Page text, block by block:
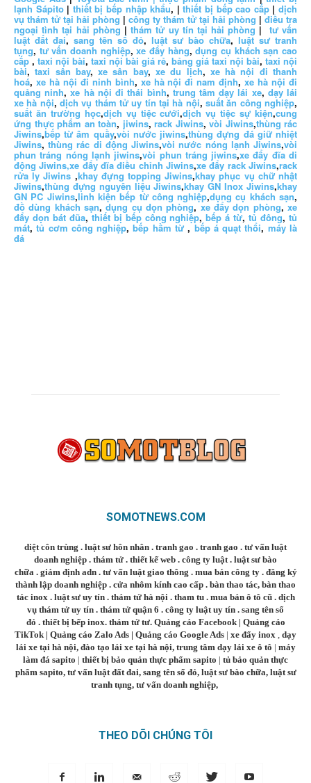
lạnh Sápito |thiết bị bếp nhập khẩu, |thiết bị bếp cao cấp|dịch
vụ thám tử tại hải phòng | công ty thám tử tại hải phòng |điều tra
ngoại tình tại hải phòng |thám tử uy tín tại hải phòng | tư vấn
luật đất đai, sang tên sổ đỏ, luật sư bào chữa, luật sư tranh
tụng, tư vấn doanh nghiệp,xe đẩy hàng,dụng cụ khách sạn cao
cấp, taxi nội bài, taxi nội bài giá rẻ, bảng giá taxi nội bài, taxi nội
bài,taxi sân bay,xe sân bay,xe du lịch, xe hà nội đi thanh
hoá, xe hà nội đi ninh bình, xe hà nội đi nam định,xe hà nội đi
quảng ninh,xe hà nội đi thái bình, trung tâm dạy lái xe, dạy lái
xe hà nội,dịch vụ thám tử uy tín tại hà nội,suất ăn công nghiệp,
suất ăn trường học,dịch vụ tiệc cưới,dịch vụ tiệc sự kiện,cung
ứng thực phẩm an toàn, jiwins, rack Jiwins, vòi Jiwins,thùng rác
Jiwins,bếp từ âm quầy,vòi nước jiwins,thùng đựng đá giữ nhiệt
Jiwins,thùng rác di động Jiwins,vòi nước nóng lạnh Jiwins,vòi
phun tráng nóng lạnh jiwins,vòi phun tráng jiwins,xe đẩy đĩa di
động Jiwins,xe đẩy đĩa điều chỉnh Jiwins,xe đẩy rack Jiwins,rack
rửa ly Jiwins ,khay đựng topping Jiwins,khay phục vụ chữ nhật
Jiwins,thùng đựng nguyên liệu Jiwins,khay GN Inox Jiwins,khay
GN PC Jiwins,linh kiện bếp từ công nghiệp,dụng cụ khách sạn,
đồ dùng khách sạn,dụng cụ dọn phòng,xe đẩy dọn phòng,xe
đẩy dọn bát đũa,thiết bị bếp công nghiệp,bếp á từ,tủ đông,tủ
mát,tủ cơm công nghiệp,bếp hầm từ ,bếp á quạt thổi, máy là
đá
SOMOTNEWS.COM
diệt côn trùng . luật sư hôn nhân . tranh gao . tranh gao . tư vấn luật
doanh nghiệp . thám tử . thiết kế web . công ty luật . luật sư bào
chữa . giám định adn. tư vấn luật giao thông . mua bán công ty. đăng ký
thành lập doanh nghiệp . cửa nhôm kính cao cấp . bàn thao tác, bàn thao
tác inox . luật sư uy tín. thám tử hà nội . tham tu. mua bán ô tô cũ. dịch
vụ thám tử uy tín . thám tử quận 6 . công ty luật uy tín . sang tên sổ
đỏ . thiết bị bếp inox. thám tử tư. Quảng cáo Facebook| Quảng cáo
TikTok | Quảng cáo Zalo Ads | Quảng cáo Google Ads | xe đẩy inox
dạy
lái xe tại hà nội, đào tạo lái xe tại hà nội, trung tâm dạy lái xe ô tô | máy
làm đá sapito | thiết bị bảo quản thực phẩm sapito | tủ bảo quản thực
phẩm sapito, tư vấn luật đất đai, sang tên sổ đỏ, luật sư bào chữa, luật sư
tranh tụng, tư vấn doanh nghiệp,
THEO DÕI CHÚNG TÔI